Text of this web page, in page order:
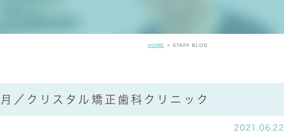
HOME STAFF BLOG
／クリスタル矯正歯科クリニック
2021.06.22